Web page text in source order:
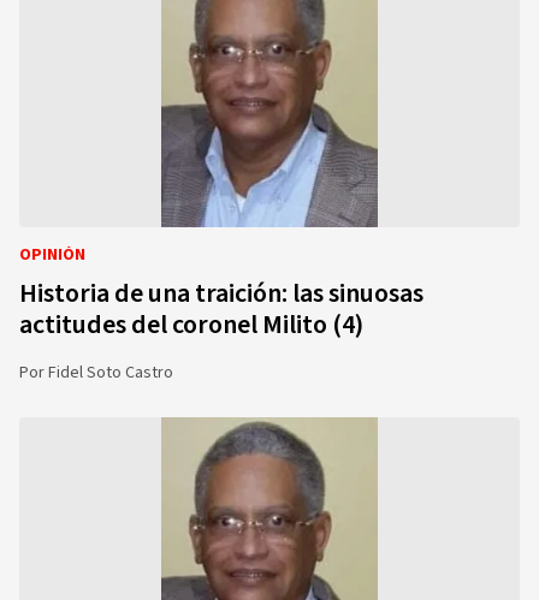
OPINIÓN
Historia de una traición: las sinuosas
actitudes del coronel Milito (4)
PorFidel Soto Castro